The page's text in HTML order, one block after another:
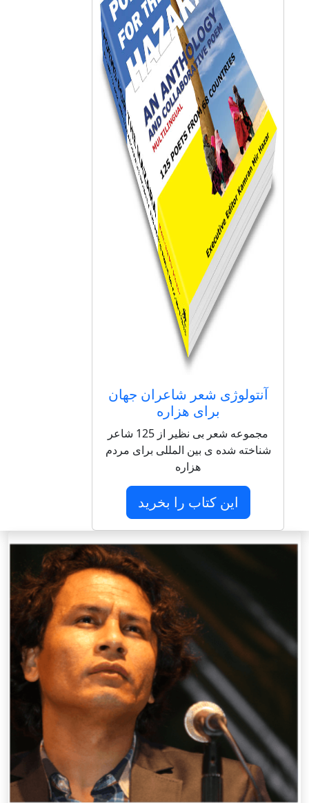
آنتولوژی شعر شاعران جهان
برای هزاره
مجموعه شعر بی نظیر از 125 شاعر
شناخته شده ی بین المللی برای مردم
هزاره
این کتاب را بخرید